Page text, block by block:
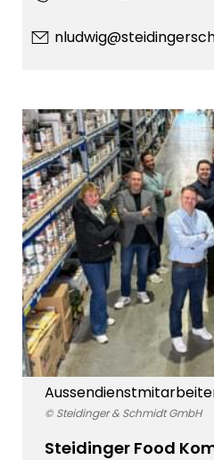
© Steidinger & Schmidt GmbH
Steidinger Food